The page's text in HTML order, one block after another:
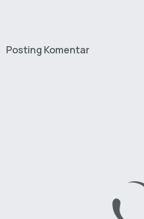
Posting Komentar